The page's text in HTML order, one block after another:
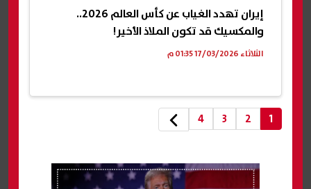
إيران تهدد الغياب عن كأس العالم 2026..
والمكسيك قد تكون الملاذ الأخير!
الثلاثاء 17/03/2026 01:35 م
1
2
3
4